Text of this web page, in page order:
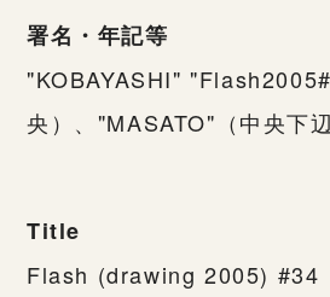
署名・年記等
"KOBAYASHI"
央）、"MASATO"（中央下辺
Title
Flash (drawing 2005) #34